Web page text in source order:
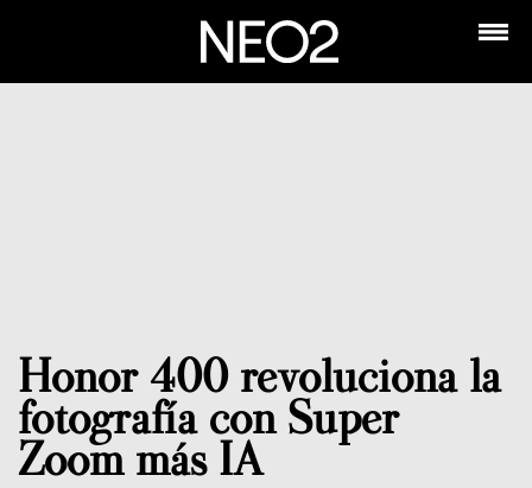
Honor 400 revoluciona la
fotografía con Super
Zoom más IA